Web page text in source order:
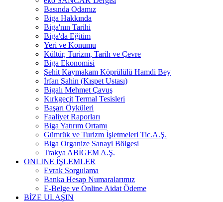
Basında Odamız
Biga Hakkında
Biga'nın Tarihi
Biga'da Eğitim
Yeri ve Konumu
Kültür, Turizm, Tarih ve Çevre
Biga Ekonomisi
Şehit Kaymakam Köprülülü Hamdi Bey
İrfan Şahin (Kıspet Ustası)
Bigalı Mehmet Çavuş
Kırkgeçit Termal Tesisleri
Başarı Öyküleri
Faaliyet Raporları
Biga Yatırım Ortamı
Gümrük ve Turizm İşletmeleri Tic.A.Ş.
Biga Organize Sanayi Bölgesi
Trakya ABİGEM A.Ş.
ONLINE İŞLEMLER
Evrak Sorgulama
Banka Hesap Numaralarımız
E-Belge ve Online Aidat Ödeme
BİZE ULAŞIN